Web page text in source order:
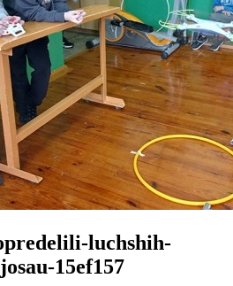
luchshih-
15ef157